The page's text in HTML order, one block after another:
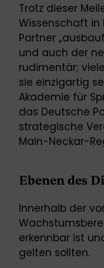
Trotz dieser
Wissenschaft
Partner
und auch der
rudimentär;
sie einzigartig
Akademie für
das Deutsche
strategische
Main-Neckar-
Ebenen des
Innerhalb der
erkennbar ist
gelten sollten.